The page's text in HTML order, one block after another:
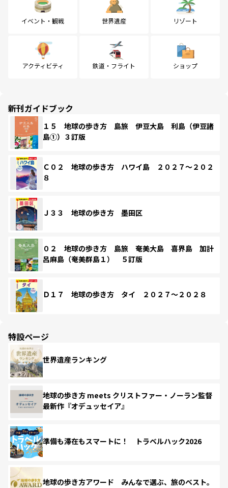
イベント・観戦 世界遺産 リゾート
アクティビティ 鉄道・フライト ショップ
新刊ガイドブック
１５ 地球の歩き方 島旅 伊豆大島 利島（伊豆諸
島①）３訂版
Ｃ０２ 地球の歩き方 ハワイ島 ２０２７～２０２
８
Ｊ３３ 地球の歩き方 墨田区
０２ 地球の歩き方 島旅 奄美大島 喜界島 加計
呂麻島（奄美群島１） ５訂版
Ｄ１７ 地球の歩き方 タイ ２０２７～２０２８
特設ページ
世界遺産ランキング
地球の歩き方 meets クリストファー・ノーラン監督
最新作『オデュッセイア』
準備も滞在もスマートに！ トラベルハック2026
地球の歩き方アワード みんなで選ぶ、旅のベスト。